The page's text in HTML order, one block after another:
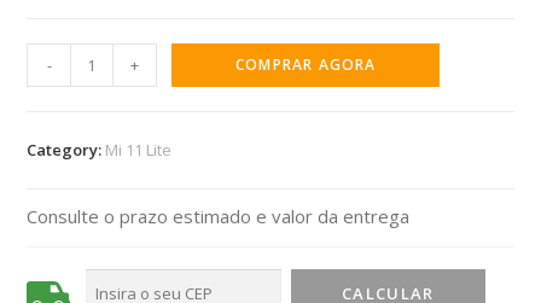
- + COMPRAR AGORA
Category: Mi 11 Lite
Consulte o prazo estimado e valor da entrega